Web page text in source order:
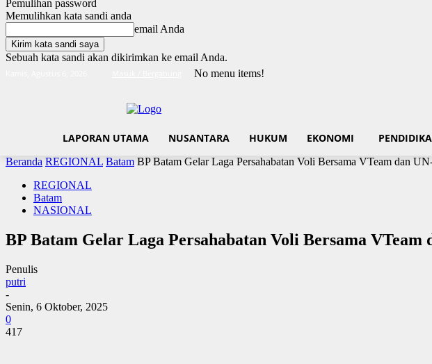
Pemulihan password
Memulihkan kata sandi anda
email Anda
Sebuah kata sandi akan dikirimkan ke email Anda.
No menu items!
LAPORAN UTAMA NUSANTARA HUKUM EKONOMI
Beranda REGIONAL Batam BP Batam Gelar Laga Persahabatan Voli Bersama VTeam dan
REGIONAL
Batam
NASIONAL
BP Batam Gelar Laga Persahabatan Voli Bersama VTeam
Penulis
putri
-
Senin, 6 Oktober, 2025
0
417